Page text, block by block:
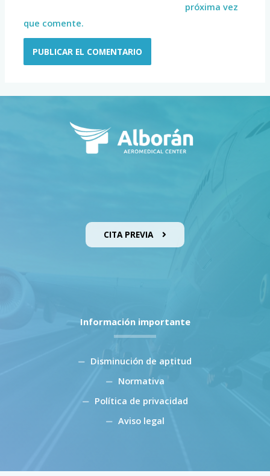
próxima vez
que comente.
CITA PREVIA
Información importante
Disminución de aptitud
Normativa
Política de privacidad
Aviso legal